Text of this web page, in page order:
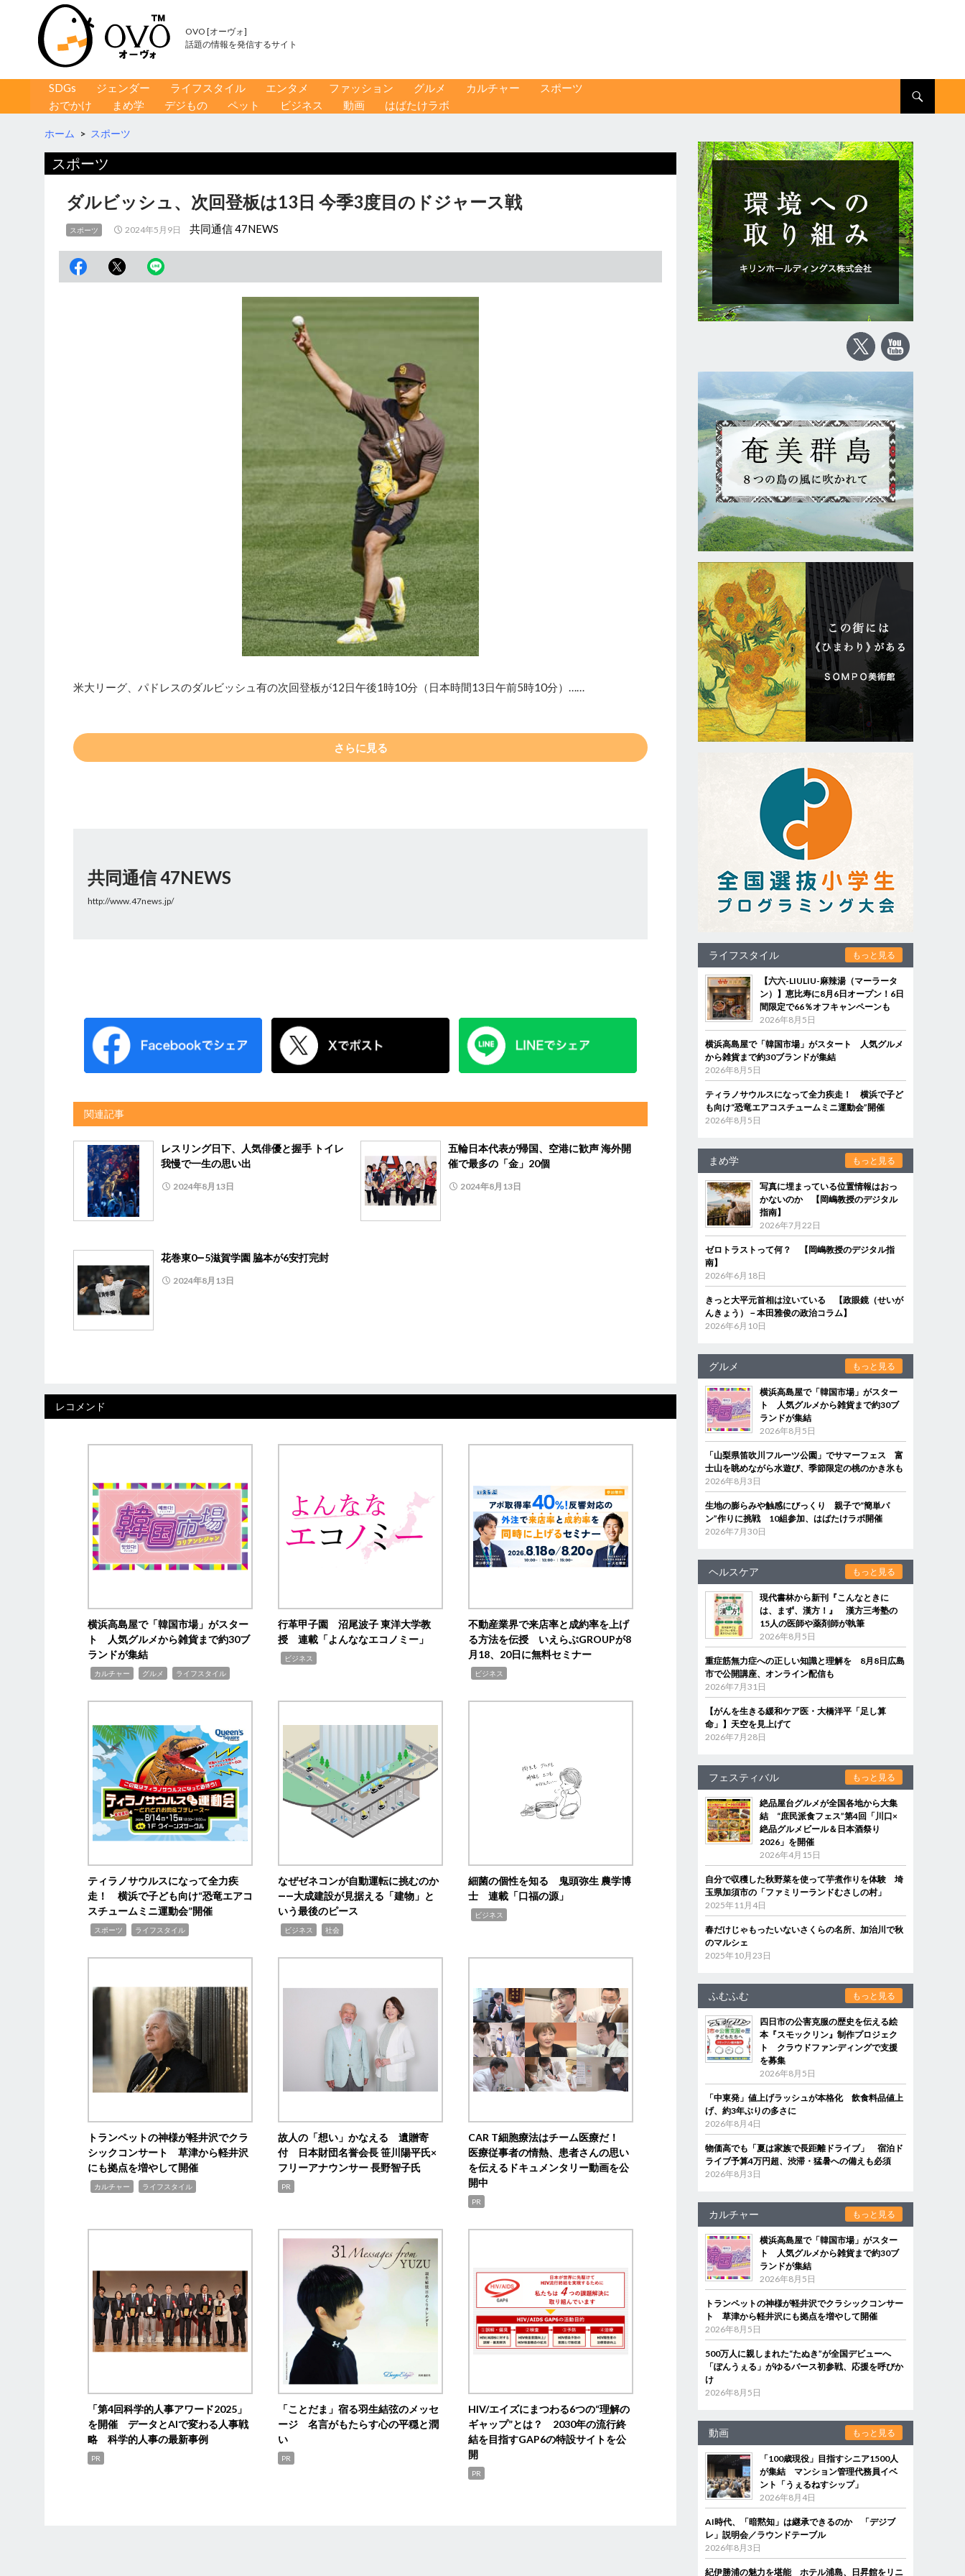
OVO [オーヴォ]
話題の情報を発信するサイト
コンテンツへ移動
SDGs ジェンダー ライフスタイル エンタメ ファッション グルメ カルチャー
スポーツ
おでかけ
まめ学 デジもの ペット ビジネス 動画 はばたけラボ
ホーム > スポーツ
スポーツ
ダルビッシュ、次回登板は13日 今季3度目のドジャース戦
スポーツ 2024年5月9日 共同通信 47NEWS
米大リーグ、パドレスのダルビッシュ有の次回登板が12日午後1時10分（日本時間13日午前5時10分）……
さらに見る
共同通信 47NEWS
http://www.47news.jp/
関連記事
レスリング日下、人気俳優と握手 トイレ
我慢で一生の思い出
2024年8月13日
五輪日本代表が帰国、空港に歓声 海外開
催で最多の「金」20個
2024年8月13日
花巻東0―5滋賀学園 脇本が6安打完封
2024年8月13日
レコメンド
横浜高島屋で「韓国市場」がスター
ト 人気グルメから雑貨まで約30ブ
ランドが集結
カルチャー グルメ ライフスタイル
行革甲子園 沼尾波子 東洋大学教
授 連載「よんななエコノミー」
ビジネス
不動産業界で来店率と成約率を上げ
る方法を伝授 いえらぶGROUPが8
月18、20日に無料セミナー
ビジネス
ティラノサウルスになって全力疾
走！ 横浜で子ども向け“恐竜エアコ
スチュームミニ運動会”開催
スポーツ ライフスタイル
なぜゼネコンが自動運転に挑むのか
――大成建設が見据える「建物」と
いう最後のピース
ビジネス 社会
細菌の個性を知る 鬼頭弥生 農学博
士 連載「口福の源」
ビジネス
トランペットの神様が軽井沢でクラ
シックコンサート 草津から軽井沢
にも拠点を増やして開催
カルチャー ライフスタイル
故人の「想い」かなえる 遺贈寄
付 日本財団名誉会長 笹川陽平氏×
フリーアナウンサー 長野智子氏
PR
CAR T細胞療法はチーム医療だ！
医療従事者の情熱、患者さんの思い
を伝えるドキュメンタリー動画を公
開中
PR
「第4回科学的人事アワード2025」
を開催 データとAIで変わる人事戦
略 科学的人事の最新事例
PR
「ことだま」宿る羽生結弦のメッセ
ージ 名言がもたらす心の平穏と潤
い
PR
HIV/エイズにまつわる6つの“理解の
ギャップ”とは？ 2030年の流行終
結を目指すGAP6の特設サイトを公
開
PR
ライフスタイル もっと見る
【六六-LIULIU-麻辣湯（マーラータ
ン）】恵比寿に8月6日オープン！6日
間限定で66％オフキャンペーンも
2026年8月5日
横浜高島屋で「韓国市場」がスタート 人気グルメ
から雑貨まで約30ブランドが集結
2026年8月5日
ティラノサウルスになって全力疾走！ 横浜で子ど
も向け“恐竜エアコスチュームミニ運動会”開催
2026年8月5日
まめ学 もっと見る
写真に埋まっている位置情報はおっ
かないのか 【岡嶋教授のデジタル
指南】
2026年7月22日
ゼロトラストって何？ 【岡嶋教授のデジタル指
南】
2026年6月18日
きっと大平元首相は泣いている 【政眼鏡（せいが
んきょう）－本田雅俊の政治コラム】
2026年6月10日
グルメ もっと見る
横浜高島屋で「韓国市場」がスター
ト 人気グルメから雑貨まで約30ブ
ランドが集結
2026年8月5日
「山梨県笛吹川フルーツ公園」でサマーフェス 富
士山を眺めながら水遊び、季節限定の桃のかき氷も
2026年8月3日
生地の膨らみや触感にびっくり 親子で“簡単パ
ン”作りに挑戦 10組参加、はばたけラボ開催
2026年7月30日
ヘルスケア もっと見る
現代書林から新刊『こんなときに
は、まず、漢方！』 漢方三考塾の
15人の医師や薬剤師が執筆
2026年8月5日
重症筋無力症への正しい知識と理解を 8月8日広島
市で公開講座、オンライン配信も
2026年7月31日
【がんを生きる緩和ケア医・大橋洋平「足し算
命」】天空を見上げて
2026年7月28日
フェスティバル もっと見る
絶品屋台グルメが全国各地から大集
結 “庶民派食フェス”第4回「川口×
絶品グルメビール＆日本酒祭り
2026」を開催
2026年4月15日
自分で収穫した秋野菜を使って芋煮作りを体験 埼
玉県加須市の「ファミリーランドむさしの村」
2025年11月4日
春だけじゃもったいないさくらの名所、加治川で秋
のマルシェ
2025年10月23日
ふむふむ もっと見る
四日市の公害克服の歴史を伝える絵
本『スモックリン』制作プロジェク
ト クラウドファンディングで支援
を募集
2026年8月5日
「中東発」値上げラッシュが本格化 飲食料品値上
げ、約3年ぶりの多さに
2026年8月4日
物価高でも「夏は家族で長距離ドライブ」 宿泊ド
ライブ予算4万円超、渋滞・猛暑への備えも必須
2026年8月3日
カルチャー もっと見る
横浜高島屋で「韓国市場」がスター
ト 人気グルメから雑貨まで約30ブ
ランドが集結
2026年8月5日
トランペットの神様が軽井沢でクラシックコンサー
ト 草津から軽井沢にも拠点を増やして開催
2026年8月5日
500万人に親しまれた“たぬき”が全国デビューへ
「ぽんうぇる」がゆるバース初参戦、応援を呼びか
け
2026年8月5日
動画 もっと見る
「100歳現役」目指すシニア1500人
が集結 マンション管理代務員イベ
ント「うぇるねすシップ」
2026年8月4日
AI時代、「暗黙知」は継承できるのか 「デジブ
レ」説明会／ラウンドテーブル
2026年8月3日
紀伊勝浦の魅力を堪能 ホテル浦島、日昇館をリニ